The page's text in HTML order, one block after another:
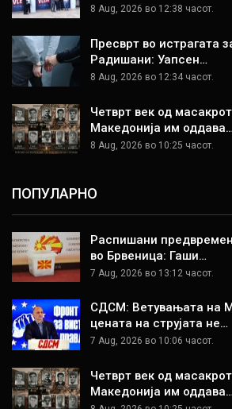
8 Aug, 2026 во 12:38 часот.
Пресврт во истрагата
Радишани: Уапсен…
8 Aug, 2026 во 12:34 часот.
Четврт век од
Македонија им
8 Aug, 2026 во 10:25 часот.
ПОПУЛАРНО
Распишани
во Брвеница: Гаши…
7 Aug, 2026 во 13:12 часот.
СДСМ: Ветувањата на
цената на струјата не…
7 Aug, 2026 во 10:06 часот.
Четврт век од
Македонија им